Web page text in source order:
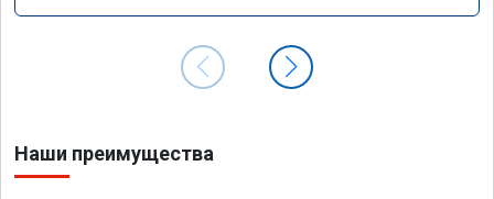
Наши преимущества